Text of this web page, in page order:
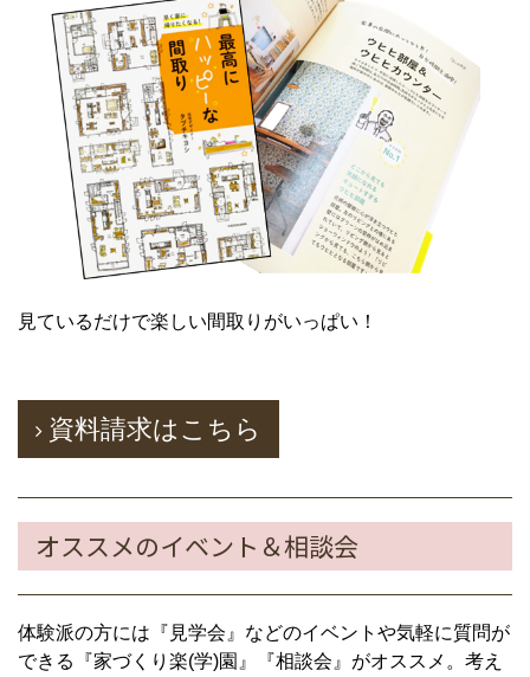
見ているだけで楽しい間取りがいっぱい！
資料請求はこちら
オススメのイベント＆相談会
体験派の方には『見学会』などのイベントや気軽に質問が
できる『家づくり楽(学)園』『相談会』がオススメ。考え